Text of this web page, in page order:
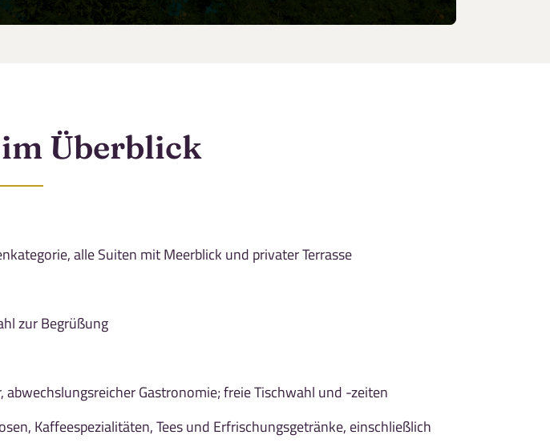
Überblick
alle Suiten mit Meerblick und privater Terrasse
zur Begrüßung
Gastronomie; freie Tischwahl und -zeiten
Kaffeespezialitäten, Tees und Erfrischungsgetränke, einschließlich